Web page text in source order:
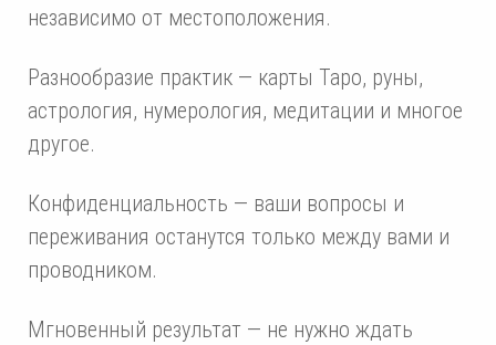
независимо от местоположения.
Разнообразие практик — карты Таро, руны,
астрология, нумерология, медитации и многое
другое.
Конфиденциальность — ваши вопросы и
переживания останутся только между вами и
проводником.
Мгновенный результат — не нужно ждать